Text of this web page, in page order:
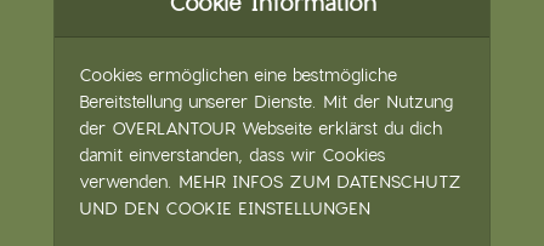
Cookies ermöglichen eine bestmögliche
Bereitstellung unserer Dienste. Mit der Nutzung
der OVERLANTOUR Webseite erklärst du dich
damit einverstanden, dass wir Cookies
verwenden. MEHR INFOS ZUM DATENSCHUTZ
UND DEN COOKIE EINSTELLUNGEN